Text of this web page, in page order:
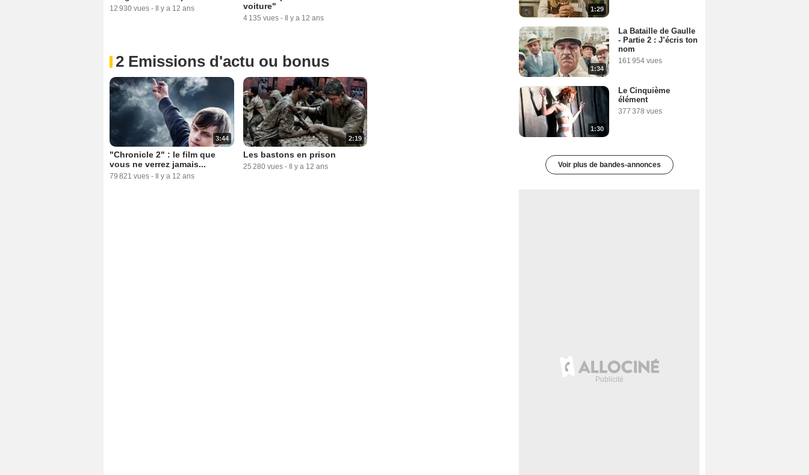
12 930 vues - Il y a 12 ans
voiture"
4 135 vues - Il y a 12 ans
2 Emissions d'actu ou bonus
3:44
"Chronicle 2" : le film que
vous ne verrez jamais...
79 821 vues - Il y a 12 ans
2:19
Les bastons en prison
25 280 vues - Il y a 12 ans
1:29
1:34
La Bataille de Gaulle
- Partie 2 : J’écris ton
nom
161 954 vues
1:30
Le Cinquième
élément
377 378 vues
Voir plus de bandes-annonces